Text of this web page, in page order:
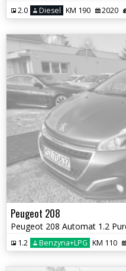
2.0 Diesel KM 190 2020
Peugeot 208
1.2 Benzyna+LPG KM 110